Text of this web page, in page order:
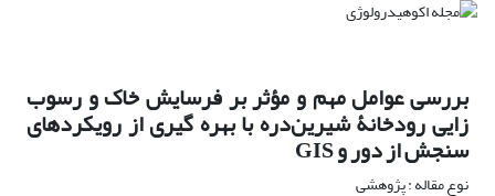
بررسی عوامل مهم و مؤثر بر فرسایش خاک و رسوب‏
زایی رودخانۀ شیرین‌دره با بهره‏ گیری از رویکردهای
سنجش از دور و GIS
نوع مقاله : پژوهشی